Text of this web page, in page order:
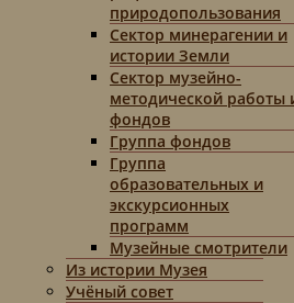
природопользования
Сектор минерагении и
истории Земли
Сектор музейно-
методической работы
фондов
Группа фондов
Группа
образовательных и
экскурсионных
программ
Музейные смотрители
Из истории Музея
Учёный совет